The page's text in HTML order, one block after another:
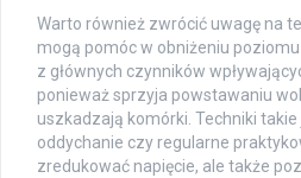
Warto również zwrócić uwagę na
mogą pomóc w obniżeniu
z głównych czynników
ponieważ sprzyja powstawaniu
uszkadzają komórki. Techniki takie
oddychanie czy regularne
zredukować napięcie, ale także